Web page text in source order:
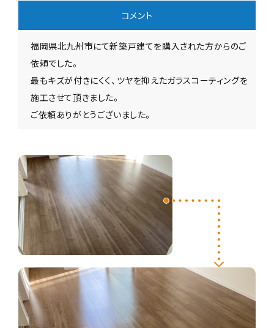
コメント
福岡県北九州市にて新築戸建てを購入された方からのご
依頼でした。
最もキズが付きにくく、ツヤを抑えたガラスコーティングを
施工させて頂きました。
ご依頼ありがとうございました。